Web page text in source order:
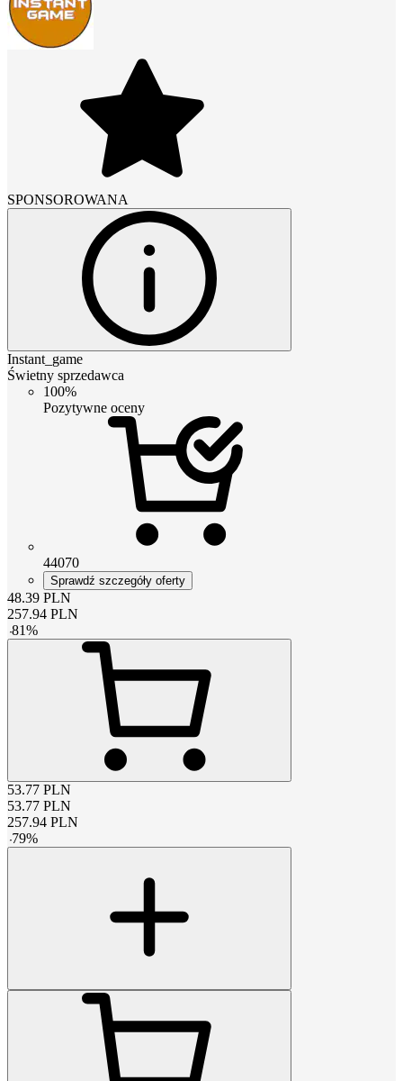
SPONSOROWANA
Instant_game
Świetny sprzedawca
100%
Pozytywne oceny
44070
Sprawdź szczegóły oferty
48.39 PLN
257.94 PLN
-81%
53.77 PLN
53.77 PLN
257.94 PLN
-79%